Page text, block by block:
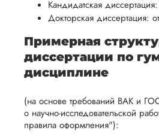
Кандидатская
Докторская диссертация:
Примерная
диссертации по
дисциплине
(на основе требований ВАК и
о научно-исследовательской
правила оформления"):